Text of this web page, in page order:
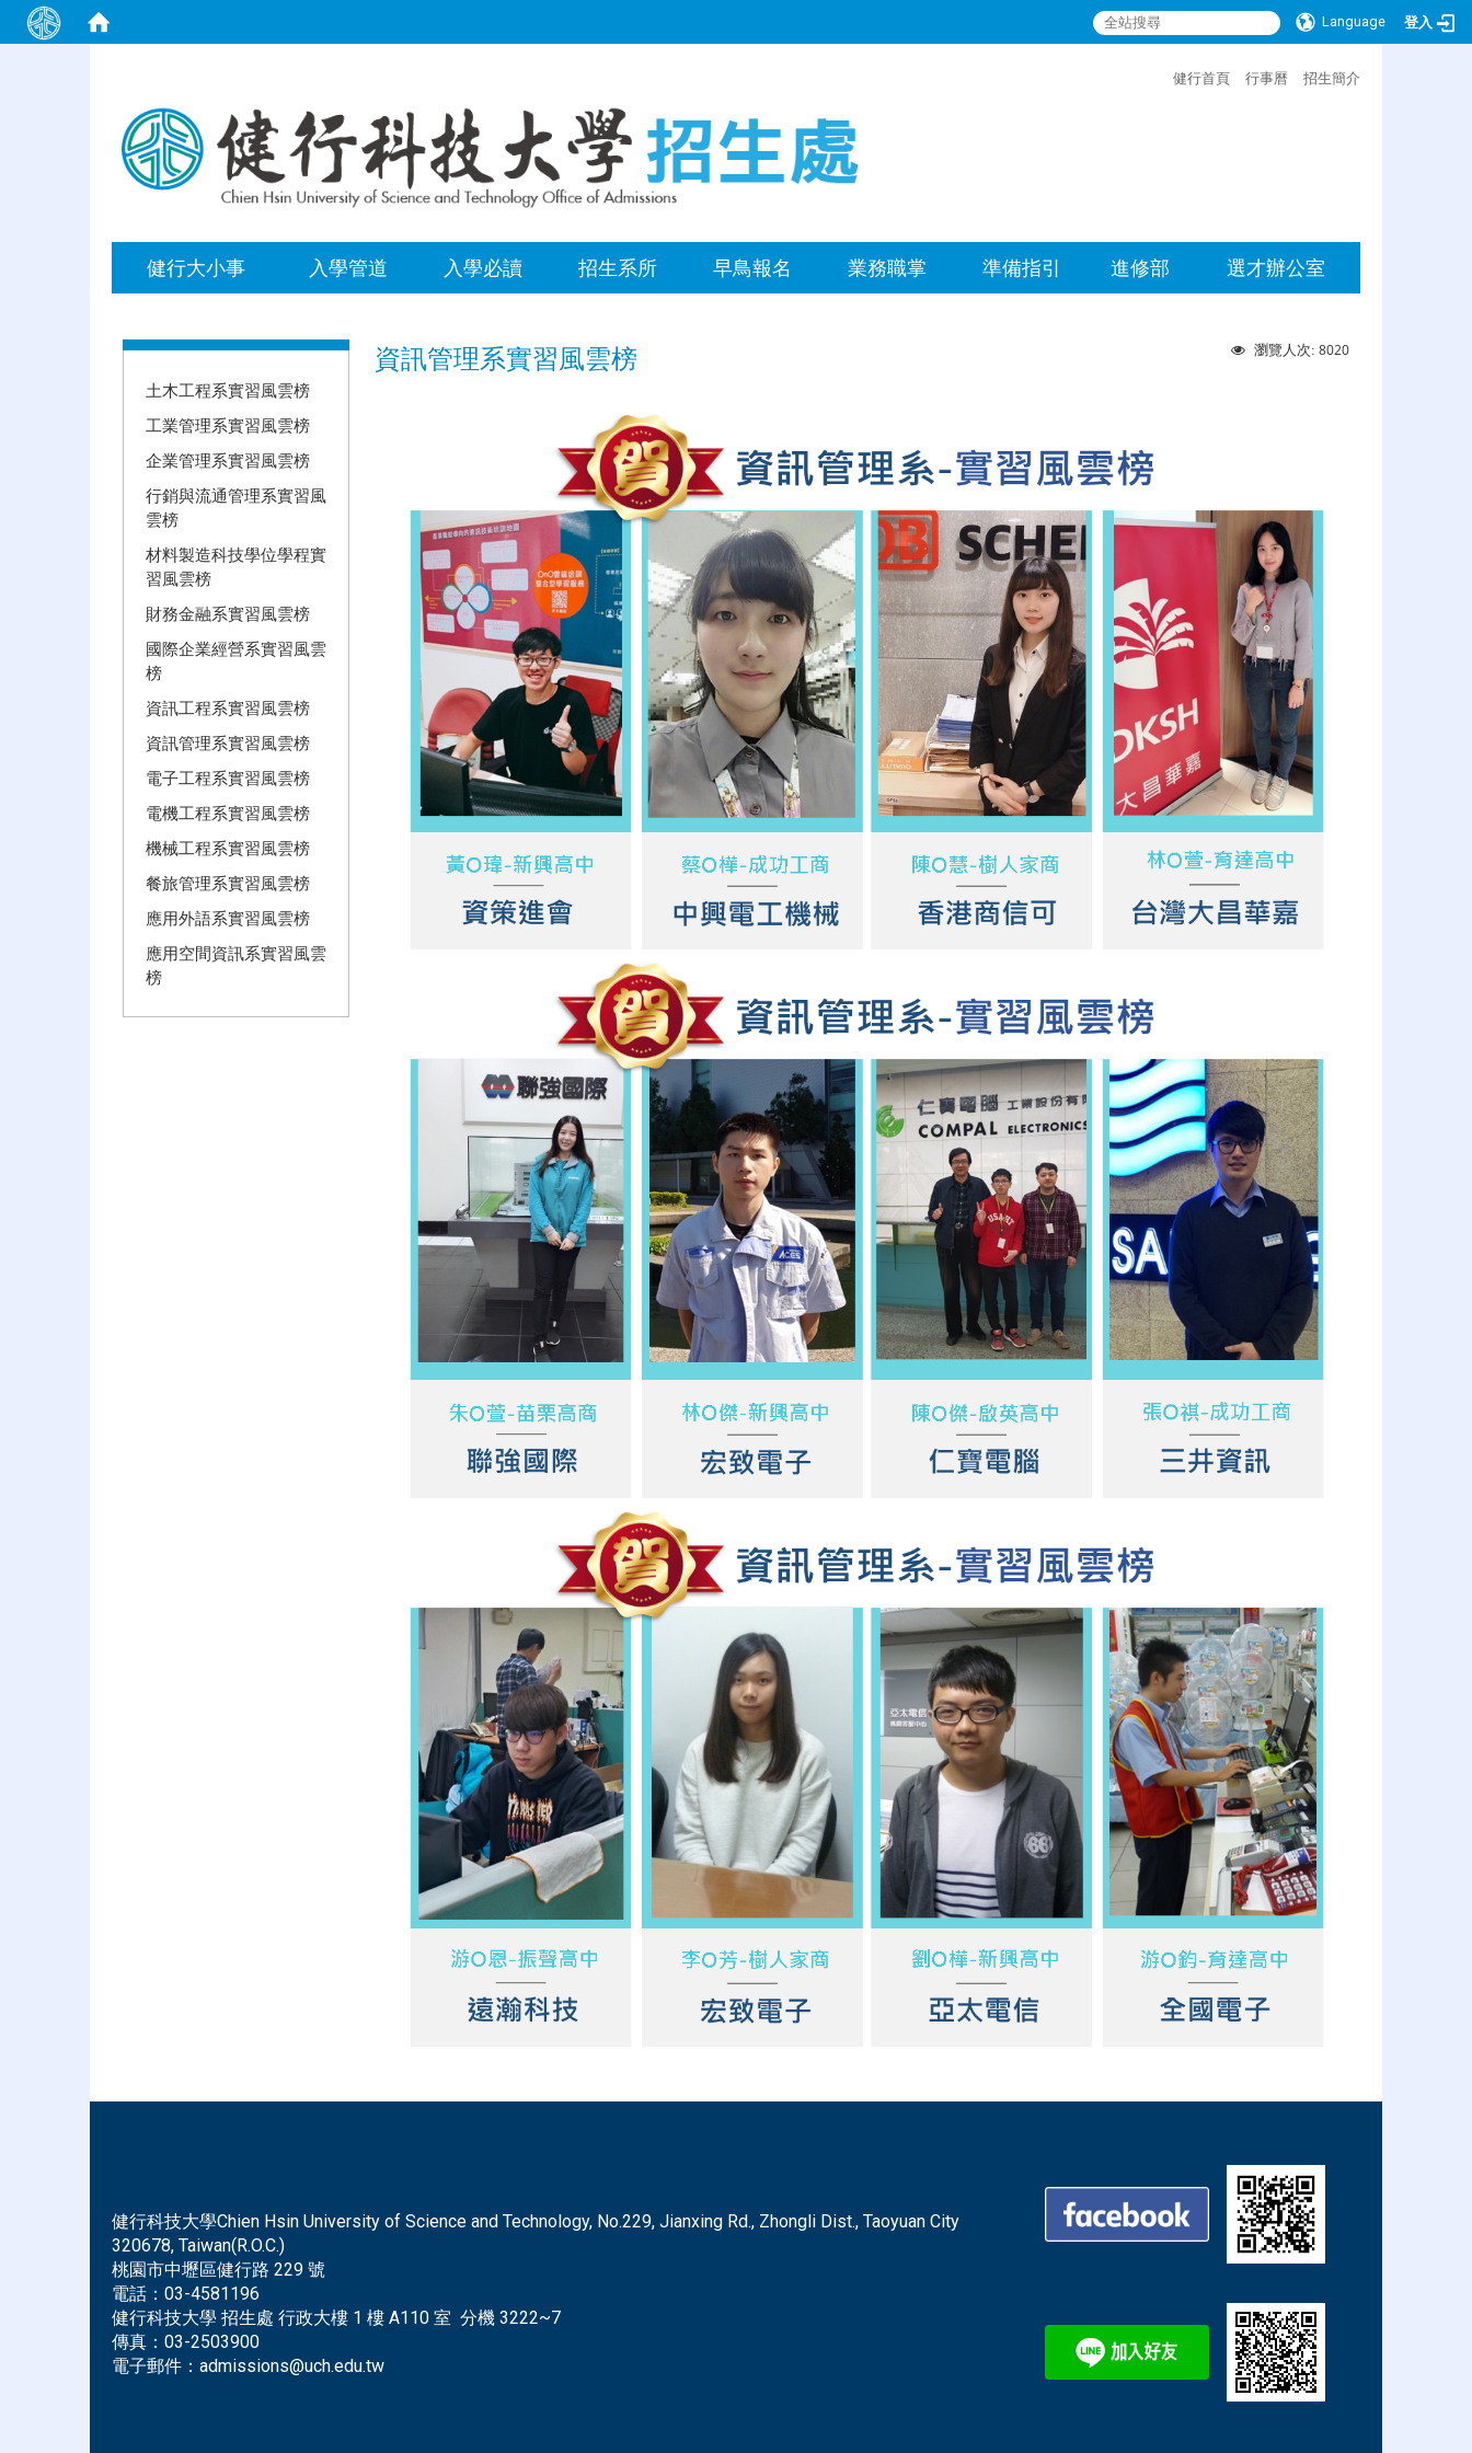
Language 登入
健行首頁 行事曆 招生簡介
健行大小事 入學管道 入學必讀 招生系所 早鳥報名 業務職掌 準備指引 進修部 選才辦公室
土木工程系實習風雲榜
工業管理系實習風雲榜
企業管理系實習風雲榜
行銷與流通管理系實習風
雲榜
材料製造科技學位學程實
習風雲榜
財務金融系實習風雲榜
國際企業經營系實習風雲
榜
資訊工程系實習風雲榜
資訊管理系實習風雲榜
電子工程系實習風雲榜
電機工程系實習風雲榜
機械工程系實習風雲榜
餐旅管理系實習風雲榜
應用外語系實習風雲榜
應用空間資訊系實習風雲
榜
瀏覽人次: 8020
資訊管理系實習風雲榜
健行科技大學Chien Hsin University of Science and Technology, No.229, Jianxing Rd., Zhongli Dist., Taoyuan City
320678, Taiwan(R.O.C.)
桃園市中壢區健行路 229 號
電話： 03-4581196
健行科技大學 招生處 行政大樓 1 樓 A110 室 分機 3222~7
傳真： 03-2503900
電子郵件： admissions@uch.edu.tw